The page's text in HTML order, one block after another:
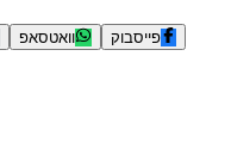
פייסבוק וואטסאפ